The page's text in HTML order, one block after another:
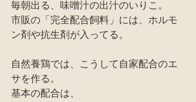
毎朝出る、味噌汁の出汁のいりこ。
市販の「完全配合飼料」には、ホルモ
ン剤や抗生剤が入ってる。
自然養鶏では、こうして自家配合のエ
サを作る。
基本の配合は、